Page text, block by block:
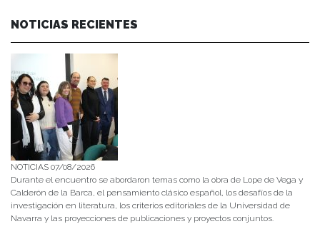
NOTICIAS RECIENTES
NOTICIAS 07/08/2026
Durante el encuentro se abordaron temas como la obra de Lope de Vega y
Calderón de la Barca, el pensamiento clásico español, los desafíos de la
investigación en literatura, los criterios editoriales de la Universidad de
Navarra y las proyecciones de publicaciones y proyectos conjuntos.